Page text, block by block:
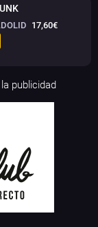
17,60€
publicidad